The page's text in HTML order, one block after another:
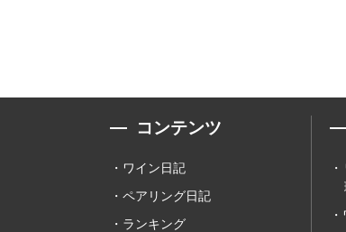
コンテンツ
ワイン日記
ペアリング日記
ランキング